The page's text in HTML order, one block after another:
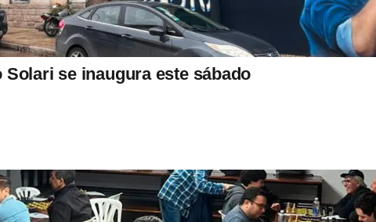
se inaugura este sábado